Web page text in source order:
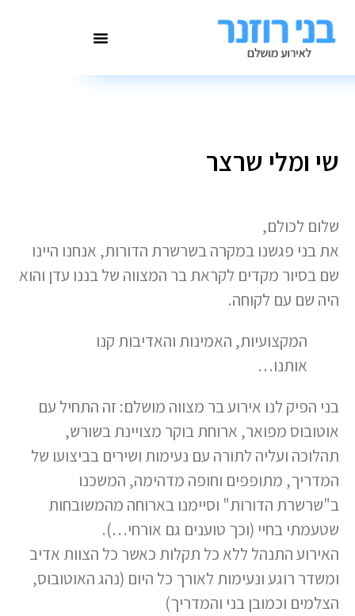
שי ומלי שרצר
שלום לכולם,
את בני פגשנו במקרה בשרשרת הדורות, אנחנו היינו
שם בסיור מקדים לקראת בר המצווה של בננו עדן והוא
היה שם עם לקוחה.
המקצועיות, האמינות והאדיבות קנו
אותנו…
בני הפיק לנו אירוע בר מצווה מושלם: זה התחיל עם
אוטובוס מפואר, ארוחת בוקר מצויינת בשורש,
תהלוכה ועליה לתורה עם נעימות ושירים בביצועו של
המדריך, מתופפים וחופה מדהימה, המשכנו
ב"שרשרת הדורות" וסיימנו בארוחה מהמשובחות
שטעמתי בחיי (וכך טוענים גם אורחי…).
האירוע התנהל ללא כל תקלות כאשר כל הצוות אדיב
ומשדר רוגע ונעימות לאורך כל היום (נהג האוטובוס,
הצלמים וכמובן בני והמדריך)